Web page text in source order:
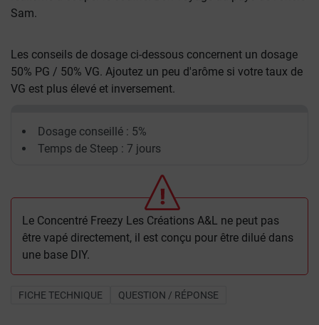
Sam.
Les conseils de dosage ci-dessous concernent un dosage
50% PG / 50% VG. Ajoutez un peu d'arôme si votre taux de
VG est plus élevé et inversement.
Dosage conseillé : 5%
Temps de Steep : 7 jours
Le Concentré Freezy Les Créations A&L ne peut pas
être vapé directement, il est conçu pour être dilué dans
une base DIY.
FICHE TECHNIQUE QUESTION / RÉPONSE